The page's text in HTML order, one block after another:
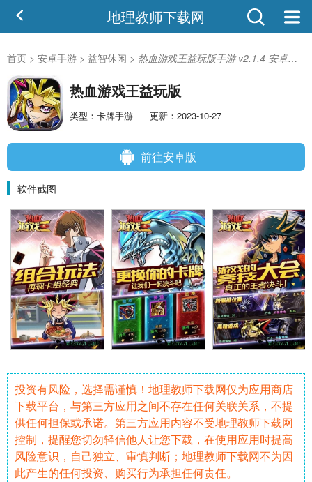
地理教师下载网
首页 > 安卓手游 > 益智休闲 > 热血游戏王益玩版手游 v2.1.4 安卓版-手机版下载
热血游戏王益玩版
类型：卡牌手游 更新：2023-10-27
前往安卓版
软件截图
投资有风险，选择需谨慎！地理教师下载网仅为应用商店
下载平台，与第三方应用之间不存在任何关联关系，不提
供任何担保或承诺。第三方应用内容不受地理教师下载网
控制，提醒您切勿轻信他人让您下载，在使用应用时提高
风险意识，自己独立、审慎判断；地理教师下载网不为因
此产生的任何投资、购买行为承担任何责任。